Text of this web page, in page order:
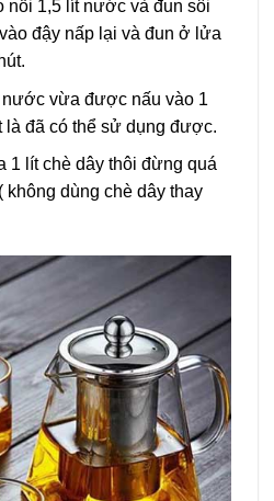
nồi 1,5 lít nước và đun sôi
đậy nấp lại và đun ở lửa
nước vừa được nấu vào 1
đã có thể sử dụng được.
1 lít chè dây thôi đừng quá
không dùng chè dây thay